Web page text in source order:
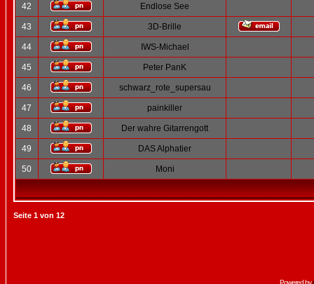
42 Endlose See
43 3D-Brille
44 IWS-Michael
45 Peter PanK
46 schwarz_rote_supersau
47 painkiller
48 Der wahre Gitarrengott
49 DAS Alphatier
50 Moni
Seite 1 von 12
Powered by